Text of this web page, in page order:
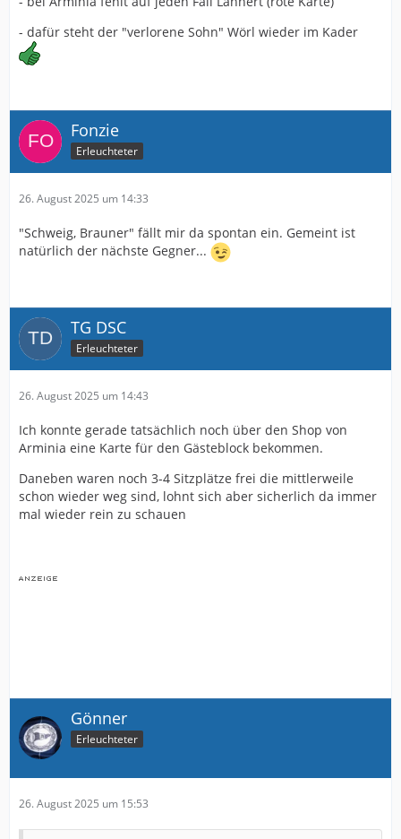
- dafür steht der "verlorene Sohn" Wörl wieder im Kader
Fonzie
Erleuchteter
26. August 2025 um 14:33
"Schweig, Brauner" fällt mir da spontan ein. Gemeint ist
natürlich der nächste Gegner...
TG DSC
Erleuchteter
26. August 2025 um 14:43
Ich konnte gerade tatsächlich noch über den Shop von
Arminia eine Karte für den Gästeblock bekommen.
Daneben waren noch 3-4 Sitzplätze frei die mittlerweile
schon wieder weg sind, lohnt sich aber sicherlich da immer
mal wieder rein zu schauen
Gönner
Erleuchteter
26. August 2025 um 15:53